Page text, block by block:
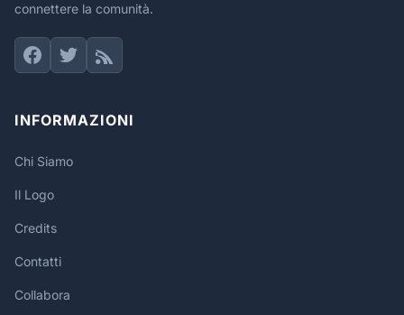
connettere la comunità.
INFORMAZIONI
Chi Siamo
Il Logo
Credits
Contatti
Collabora